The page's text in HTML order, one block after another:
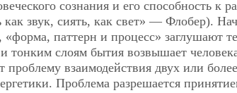
сознания и его способность к
как звук, сиять, как свет» — Флобер).
паттерн и процесс» заглушают
тонким слоям бытия возвышает
проблему взаимодействия двух или
Проблема разрешается